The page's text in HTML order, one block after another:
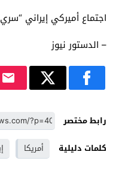
اجتماع أميركي إيراني
– الدستور نيوز
رابط مختصر
كلمات دليلية
أمريكا